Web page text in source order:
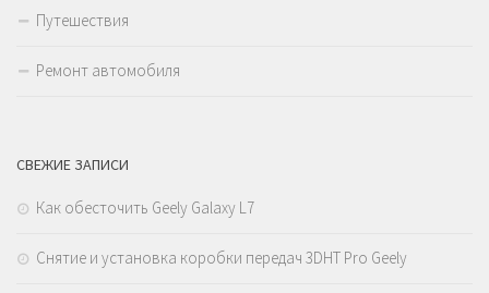
Путешествия
Ремонт автомобиля
СВЕЖИЕ ЗАПИСИ
Как обесточить Geely Galaxy L7
Снятие и установка коробки передач 3DHT Pro Geely